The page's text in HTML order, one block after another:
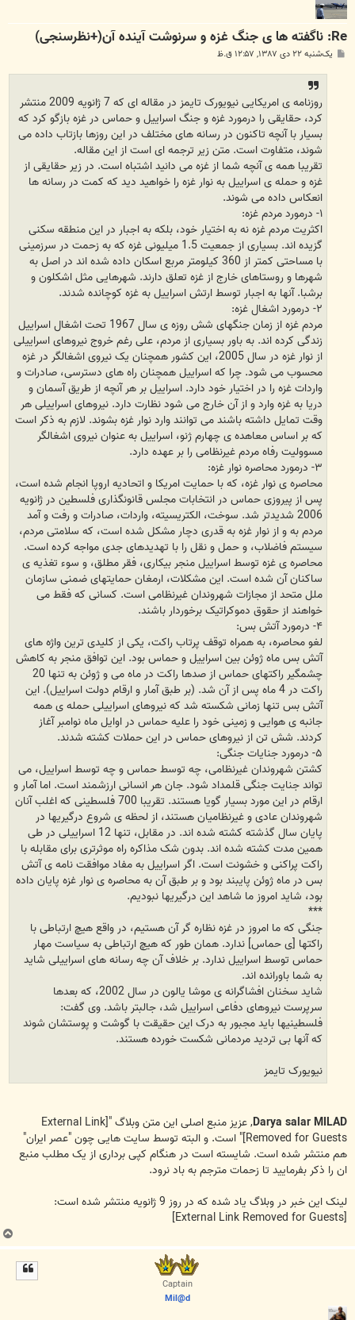
Re: ناگفته ها ی جنگ غزه و سرنوشت آینده آن(+نظرسنجی)
پ یک‌شنبه ۲۲ دی ۱۳۸۷, ۱۲:۵۷ ق.ظ
روزنامه ی امریکایی نیویورک تایمز در مقاله ای که 7 ژانویه 2009 منتشر
کرد، حقایقی را درمورد غزه و جنگ اسراییل و حماس در غزه بازگو کرد که
بسیار با آنچه تاکنون در رسانه های مختلف در این روزها بازتاب داده می
شوند، متفاوت است. متن زیر ترجمه ای است از این مقاله.
تقریبا همه ی آنچه شما از غزه می دانید اشتباه است. در زیر حقایقی از
غزه و حمله ی اسراییل به نوار غزه را خواهید دید که کمت در رسانه ها
انعکاس داده می شوند.
اکثریت مردم غزه نه به اختیار خود، بلکه به اجبار در این منطقه سکنی
گزیده اند. بسیاری از جمعیت 1.5 میلیونی غزه که به زحمت در سرزمینی
با مساحتی کمتر از 360 کیلومتر مربع اسکان داده شده اند در اصل به
شهرها و روستاهای خارج از غزه تعلق دارند. شهرهایی مثل اشکلون و
برشبا. آنها به اجبار توسط ارتش اسراییل به غزه کوچانده شدند.
۲- درمورد اشغال غزه:
مردم غزه از زمان جنگهای شش روزه ی سال 1967 تحت اشغال اسراییل
زندگی کرده اند. به باور بسیاری از مردم، علی رغم خروج نیروهای اسراییلی
از نوار غزه در سال 2005، این کشور همچنان یک نیروی اشغالگر در غزه
محسوب می شود. چرا که اسراییل همچنان راه های دسترسی، صادرات و
واردات غزه را در اختیار خود دارد. اسراییل بر هر آنچه از طریق آسمان و
دریا به غزه وارد و از آن خارج می شود نظارت دارد. نیروهای اسراییلی هر
وقت تمایل داشته باشند می توانند وارد نوار غزه بشوند. لازم به ذکر است
که بر اساس معاهده ی چهارم ژنو، اسراییل به عنوان نیروی اشغالگر
مسوولیت رفاه مردم غیرنظامی را بر عهده دارد.
۳- درمورد محاصره نوار غزه:
محاصره ی نوار غزه، که با حمایت امریکا و اتحادیه اروپا انجام شده است،
پس از پیروزی حماس در انتخابات مجلس قانونگذاری فلسطین در ژانویه
2006 شدیدتر شد. سوخت، الکتریسیته، واردات، صادرات و رفت و آمد
مردم به و از نوار غزه به قدری دچار مشکل شده است، که سلامتی مردم،
سیستم فاضلاب، و حمل و نقل را با تهدیدهای جدی مواجه کرده است.
محاصره ی غزه توسط اسراییل منجر بیکاری، فقر مطلق، و سوء تغذیه ی
ساکنان آن شده است. این مشکلات، ارمغان حمایتهای ضمنی سازمان
ملل متحد از مجازات شهروندان غیرنظامی است. کسانی که فقط می
خواهند از حقوق دموکراتیک برخوردار باشند.
۴- درمورد آتش بس:
لغو محاصره، به همراه توقف پرتاب راکت، یکی از کلیدی ترین واژه های
آتش بس ماه ژوئن بین اسراییل و حماس بود. این توافق منجر به کاهش
چشمگیر راکتهای حماس از صدها راکت در ماه می و ژوئن به تنها 20
راکت در 4 ماه پس از آن شد. (بر طبق آمار و ارقام دولت اسراییل). این
آتش بس تنها زمانی شکسته شد که نیروهای اسراییلی حمله ی همه
جانبه ی هوایی و زمینی خود را علیه حماس در اوایل ماه نوامبر آغاز
کردند. شش تن از نیروهای حماس در این حملات کشته شدند.
۵- درمورد جنایات جنگی:
کشتن شهروندان غیرنظامی، چه توسط حماس و چه توسط اسراییل، می
تواند جنایت جنگی قلمداد شود. جان هر انسانی ارزشمند است. اما آمار و
ارقام در این مورد بسیار گویا هستند. تقریبا 700 فلسطینی که اغلب آنان
شهروندان عادی و غیرنظامیان هستند، از لحظه ی شروع درگیریها در
پایان سال گذشته کشته شده اند. در مقابل، تنها 12 اسراییلی در طی
همین مدت کشته شده اند. بدون شک مذاکره راه موثرتری برای مقابله با
راکت پراکنی و خشونت است. اگر اسراییل به مفاد موافقت نامه ی آتش
بس در ماه ژوئن پایبند بود و بر طبق آن به محاصره ی نوار غزه پایان داده
بود، شاید امروز ما شاهد این درگیریها نبودیم.
***
جنگی که ما امروز در غزه نظاره گر آن هستیم، در واقع هیچ ارتباطی با
راکتها [ی حماس] ندارد. همان طور که هیچ ارتباطی به سیاست مهار
حماس توسط اسراییل ندارد. بر خلاف آن چه رسانه های اسراییلی شاید
به شما باورانده اند.
شاید سخنان افشاگرانه ی موشا یالون در سال 2002، که بعدها
سرپرست نیروهای دفاعی اسراییل شد، جالبتر باشد. وی گفت:
فلسطینیها باید مجبور به درک این حقیقت با گوشت و پوستشان شوند
که آنها بی تردید مردمانی شکست خورده هستند.
نیویورک تایمز
Darya salar MILAD, عزیز منبع اصلی این متن وبلاگ " [External Link
Removed for Guests]" است. و البته توسط سایت هایی چون "عصر ایران"
هم منتشر شده است. شایسته است در هنگام کپی برداری از یک مطلب منبع
ان را ذکر بفرمایید تا زحمات مترجم به باد نرود.
لینک این خبر در وبلاگ یاد شده که در روز 9 ژانویه منتشر شده است:
ب
ا
Captain
Mil@d